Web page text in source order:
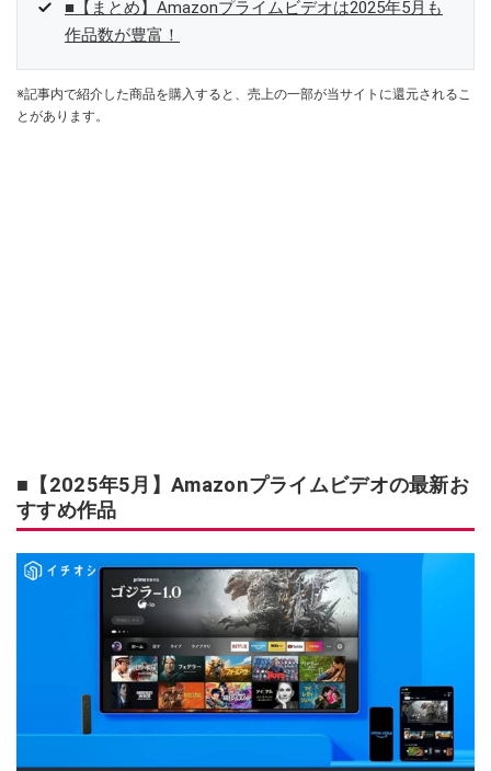
■【まとめ】Amazonプライムビデオは2025年5月も
作品数が豊富！
※記事内で紹介した商品を購入すると、売上の一部が当サイトに還元されるこ
とがあります。
■【2025年5月】Amazonプライムビデオの最新お
すすめ作品